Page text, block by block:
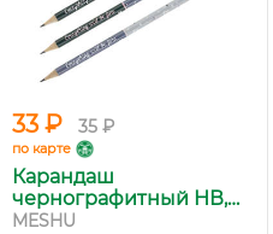
33 ₽ 35 ₽
по карте
Карандаш
чернографитный НВ,
M...
MESHU